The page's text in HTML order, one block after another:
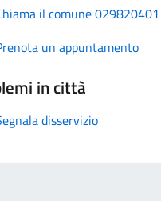
il comune 029820401
un appuntamento
in città
disservizio